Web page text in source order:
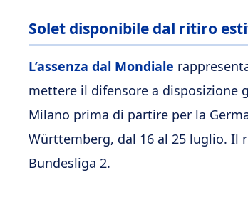
Solet disponibile dal ritiro
L’assenza dal Mondiale
mettere il difensore a disposizione
Milano prima di partire per la
Württemberg, dal 16 al 25 luglio. Il
Bundesliga 2.